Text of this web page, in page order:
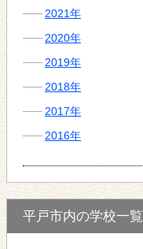
2021年
2020年
2019年
2018年
2017年
2016年
平戸市内の学校一覧